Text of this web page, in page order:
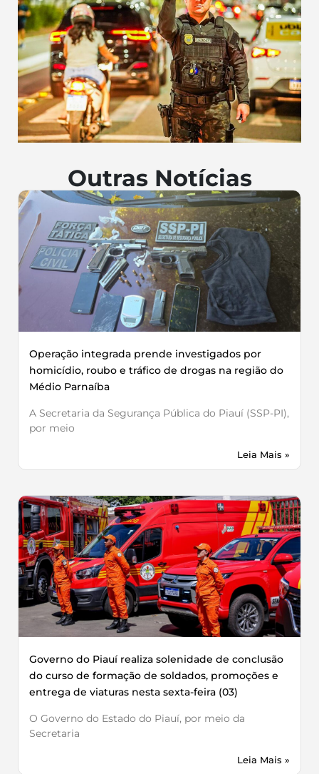
Outras Notícias
Operação integrada prende investigados por
homicídio, roubo e tráfico de drogas na região do
Médio Parnaíba
A Secretaria da Segurança Pública do Piauí (SSP-PI),
por meio
Leia Mais »
Governo do Piauí realiza solenidade de conclusão
do curso de formação de soldados, promoções e
entrega de viaturas nesta sexta-feira (03)
O Governo do Estado do Piauí, por meio da
Secretaria
Leia Mais »